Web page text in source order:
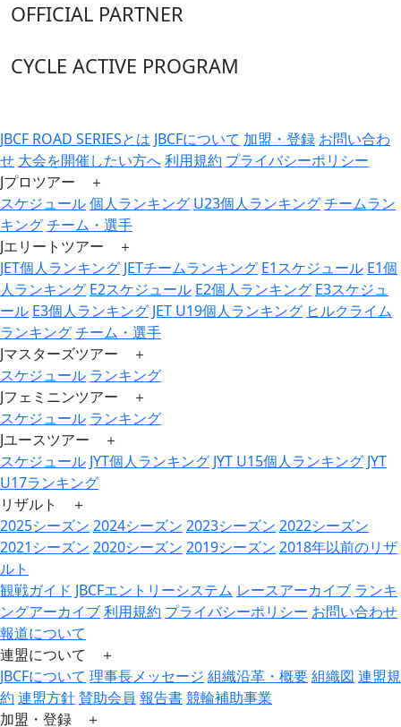
OFFICIAL PARTNER
CYCLE ACTIVE PROGRAM
JBCF ROAD SERIESとは JBCFについて 加盟・登録 お問い合わ
せ 大会を開催したい方へ利用規約 プライバシーポリシー
Jプロツアー ＋
スケジュール個人ランキング U23個人ランキングチームラン
キングチーム・選手
Jエリートツアー ＋
JET個人ランキング JETチームランキング E1スケジュール E1個
人ランキング E2スケジュール E2個人ランキング E3スケジュ
ール E3個人ランキング JET U19個人ランキング ヒルクライム
ランキングチーム・選手
Jマスターズツアー ＋
スケジュール ランキング
Jフェミニンツアー ＋
スケジュール ランキング
Jユースツアー ＋
スケジュール JYT個人ランキング JYT U15個人ランキング JYT
U17ランキング
リザルト ＋
2025シーズン 2024シーズン 2023シーズン 2022シーズン
2021シーズン 2020シーズン 2019シーズン 2018年以前のリザ
ルト
観戦ガイド JBCFエントリーシステム レースアーカイブ ランキ
ングアーカイブ利用規約 プライバシーポリシー お問い合わせ
報道について
連盟について ＋
JBCFについて 理事長メッセージ 組織沿革・概要組織図 連盟規
約 連盟方針賛助会員 報告書競輪補助事業
加盟・登録 ＋